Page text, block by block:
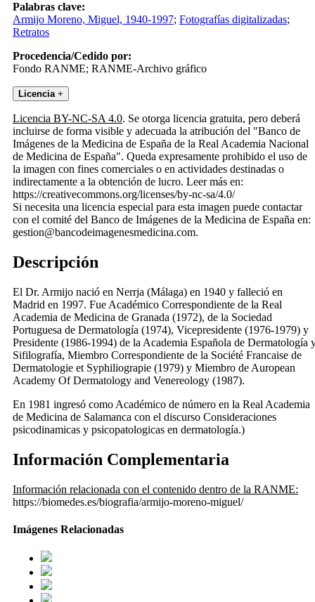
Palabras clave:
Armijo Moreno, Miguel, 1940-1997; Fotografías digitalizadas;
Retratos
Procedencia/Cedido por:
Fondo RANME; RANME-Archivo gráfico
Licencia +
Licencia BY-NC-SA 4.0. Se otorga licencia gratuita, pero deberá
incluirse de forma visible y adecuada la atribución del "Banco de
Imágenes de la Medicina de España de la Real Academia Nacional
de Medicina de España". Queda expresamente prohibido el uso de
la imagen con fines comerciales o en actividades destinadas o
indirectamente a la obtención de lucro. Leer más en:
https://creativecommons.org/licenses/by-nc-sa/4.0/
Si necesita una licencia especial para esta imagen puede contactar
con el comité del Banco de Imágenes de la Medicina de España en:
gestion@bancodeimagenesmedicina.com.
Descripción
El Dr. Armijo nació en Nerrja (Málaga) en 1940 y falleció en
Madrid en 1997. Fue Académico Correspondiente de la Real
Academia de Medicina de Granada (1972), de la Sociedad
Portuguesa de Dermatología (1974), Vicepresidente (1976-1979) y
Presidente (1986-1994) de la Academia Española de Dermatología
Sifilografía, Miembro Correspondiente de la Société Francaise de
Dermatologie et Syphiliograpie (1979) y Miembro de Auropean
Academy Of Dermatology and Venereology (1987).
En 1981 ingresó como Académico de número en la Real Academia
de Medicina de Salamanca con el discurso Consideraciones
psicodinamicas y psicopatologicas en dermatología.)
Información Complementaria
Información relacionada con el contenido dentro de la RANME:
https://biomedes.es/biografia/armijo-moreno-miguel/
Imágenes Relacionadas